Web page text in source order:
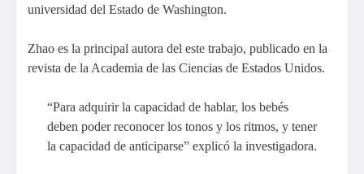
universidad del Estado de Washington.
Zhao es la principal autora del este trabajo, publicado en la
revista de la Academia de las Ciencias de Estados Unidos.
“Para adquirir la capacidad de hablar, los bebés
deben poder reconocer los tonos y los ritmos, y tener
la capacidad de anticiparse” explicó la investigadora.